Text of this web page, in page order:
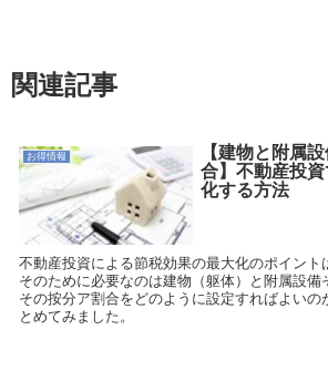
関連記事
お得情報
【建物と附属
合】不動産投
化する方法
不動産投資による節税効果の最大化のポイント
そのために必要なのは建物（躯体）と附属設備
その按分ア割合をどのように設定すればよいの
とめてみました。